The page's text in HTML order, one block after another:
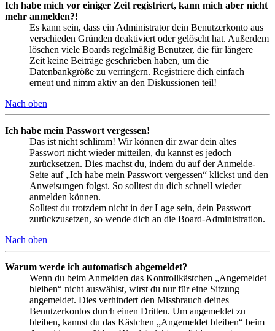
Ich habe mich vor einiger Zeit registriert, kann mich aber nicht
mehr anmelden?!
Es kann sein, dass ein Administrator dein Benutzerkonto aus
verschieden Gründen deaktiviert oder gelöscht hat. Außerdem
löschen viele Boards regelmäßig Benutzer, die für längere
Zeit keine Beiträge geschrieben haben, um die
Datenbankgröße zu verringern. Registriere dich einfach
erneut und nimm aktiv an den Diskussionen teil!
Nach oben
Ich habe mein Passwort vergessen!
Das ist nicht schlimm! Wir können dir zwar dein altes
Passwort nicht wieder mitteilen, du kannst es jedoch
zurücksetzen. Dies machst du, indem du auf der Anmelde-
Seite auf „Ich habe mein Passwort vergessen“ klickst und den
Anweisungen folgst. So solltest du dich schnell wieder
anmelden können.
Solltest du trotzdem nicht in der Lage sein, dein Passwort
zurückzusetzen, so wende dich an die Board-Administration.
Nach oben
Warum werde ich automatisch abgemeldet?
Wenn du beim Anmelden das Kontrollkästchen „Angemeldet
bleiben“ nicht auswählst, wirst du nur für eine Sitzung
angemeldet. Dies verhindert den Missbrauch deines
Benutzerkontos durch einen Dritten. Um angemeldet zu
bleiben, kannst du das Kästchen „Angemeldet bleiben“ beim